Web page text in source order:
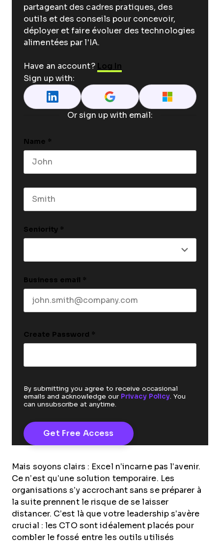
partageant des cadres pratiques, des
outils et des conseils pour concevoir,
déployer et faire évoluer des technologies
alimentées par l'IA.
Have an account? Log In
Sign up with:
Or sign up with email:
Name *
Seniority *
Business email *
Create Password *
By submitting you agree to receive occasional
emails and acknowledge our Privacy Policy. You
can unsubscribe at anytime.
Mais soyons clairs : Excel n’incarne pas l’avenir.
Ce n’est qu’une solution temporaire. Les
organisations s’y accrochant sans se préparer à
la suite prennent le risque de se laisser
distancer. C’est là que votre leadership s’avère
crucial : les CTO sont idéalement placés pour
combler le fossé entre les outils utilisés